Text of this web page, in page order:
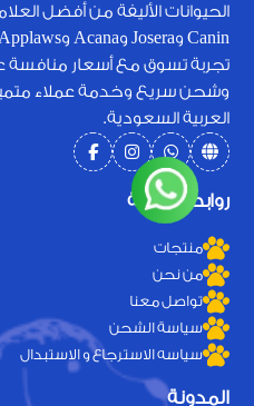
تجربة تسوق مع أسعار منافسة
وشحن سريع وخدمة عملاء
العربية السعودية.
روابط سريعة
منتجات
من نحن
تواصل معنا
سياسة الشحن
سياسه الاسترجاع و الاستبدال
المدونة